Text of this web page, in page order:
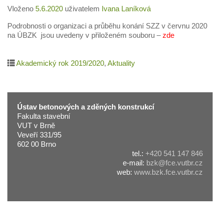
Vloženo 5.6.2020 uživatelem Ivana Laníková
Podrobnosti o organizaci a průběhu konání SZZ v červnu 2020
na ÚBZK jsou uvedeny v přiloženém souboru –zde
Akademický rok 2019/2020, Aktuality
Ústav betonových a zděných konstrukcí
Fakulta stavební
VUT v Brně
Veveří 331/95
602 00 Brno
tel.: +420 541 147 846
e-mail: bzk@fce.vutbr.cz
web: www.bzk.fce.vutbr.cz